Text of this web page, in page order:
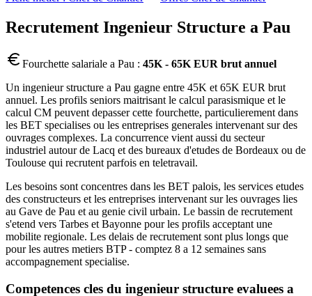
Recrutement Ingenieur Structure a Pau
Fourchette salariale a Pau : 45K - 65K EUR brut annuel
Un ingenieur structure a Pau gagne entre 45K et 65K EUR brut
annuel. Les profils seniors maitrisant le calcul parasismique et le
calcul CM peuvent depasser cette fourchette, particulierement dans
les BET specialises ou les entreprises generales intervenant sur des
ouvrages complexes. La concurrence vient aussi du secteur
industriel autour de Lacq et des bureaux d'etudes de Bordeaux ou de
Toulouse qui recrutent parfois en teletravail.
Les besoins sont concentres dans les BET palois, les services etudes
des constructeurs et les entreprises intervenant sur les ouvrages lies
au Gave de Pau et au genie civil urbain. Le bassin de recrutement
s'etend vers Tarbes et Bayonne pour les profils acceptant une
mobilite regionale. Les delais de recrutement sont plus longs que
pour les autres metiers BTP - comptez 8 a 12 semaines sans
accompagnement specialise.
Competences cles du ingenieur structure evaluees a